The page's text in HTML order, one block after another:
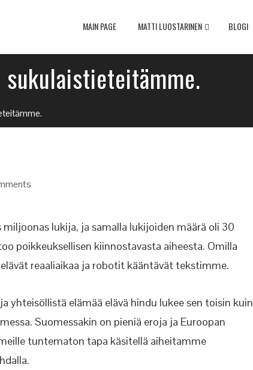
MAIN PAGE MATTI LUOSTARINEN BLOGI
lukija, ja samalla lukijoiden määrä oli 30
poikkeuksellisen kiinnostavasta aiheesta. Omilla
reaaliaikaa ja robotit kääntävät tekstimme.
yhteisöllistä elämää elävä hindu lukee sen toisin kuin
Suomessakin on pieniä eroja ja Euroopan
tuntematon tapa käsitellä aiheitamme